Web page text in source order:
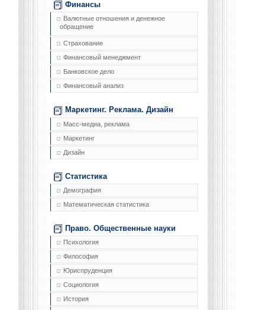
Финансы
Валютные отношения и денежное
обращение
Страхование
Финансовый менеджмент
Банковское дело
Финансовый анализ
Маркетинг. Реклама. Дизайн
Масс-медиа, реклама
Маркетинг
Дизайн
Статистика
Демография
Математическая статистика
Право. Общественные науки
Психология
Философия
Юриспруденция
Социология
История